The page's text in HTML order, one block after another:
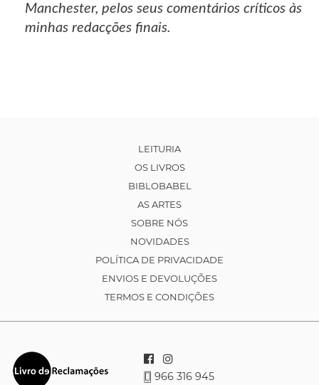
Manchester, pelos seus comentários críticos às
minhas redacções finais.
LEITURIA
OS LIVROS
BIBLOBABEL
AS ARTES
SOBRE NÓS
NOVIDADES
POLÍTICA DE PRIVACIDADE
ENVIOS E DEVOLUÇÕES
TERMOS E CONDIÇÕES
966 316 945